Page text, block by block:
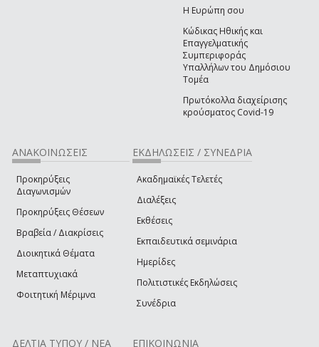
Η Ευρώπη σου
Κώδικας Ηθικής και
Επαγγελματικής
Συμπεριφοράς
Υπαλλήλων του Δημόσιου
Τομέα
Πρωτόκολλα διαχείρισης
κρούσματος Covid-19
ΑΝΑΚΟΙΝΩΣΕΙΣ
Προκηρύξεις
Διαγωνισμών
Προκηρύξεις Θέσεων
Βραβεία / Διακρίσεις
Διοικητικά Θέματα
Μεταπτυχιακά
Φοιτητική Μέριμνα
ΕΚΔΗΛΩΣΕΙΣ / ΣΥΝΕΔΡΙΑ
Ακαδημαϊκές Τελετές
Διαλέξεις
Εκθέσεις
Εκπαιδευτικά σεμινάρια
Ημερίδες
Πολιτιστικές Εκδηλώσεις
Συνέδρια
ΔΕΛΤΙΑ ΤΥΠΟΥ / ΝΕΑ ΕΠΙΚΟΙΝΩΝΙΑ